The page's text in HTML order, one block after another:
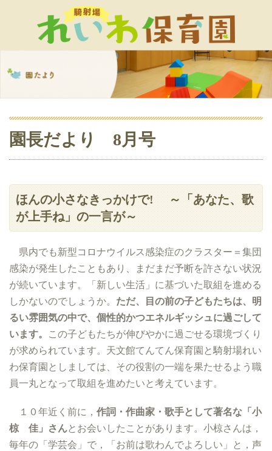
園長だより 8月号
ほんの小さなきっかけで! ～「あなた、歌
が上手ね」の一言が～
県内でも新型コロナウイルス感染症のクラスター＝集団
感染が発生したこともあり、まだまだ予断を許さない状況
が続いています。「新しい生活」に基づいた取組を進める
しかないのでしょうか。 ただ、目の前の子どもたちは、明
るい雰囲気の中で、個性的かつエネルギッシュに過ごして
います。 この子どもたちが伸びやかに過ごせる環境づくり
が求められています。天文館てんてん保育園と騎射場れい
わ保育園としましては、その役割の一端を果たせるよう職
員一丸となって取組を進めたいと考えています。
１０年近く前に， 作詞・作曲家・歌手として著名な「小
椋 佳」さんとお会いしたことがあります。小椋さんは，
毎年の「学芸会」で，「お前は歌わんでよろしい」と，声